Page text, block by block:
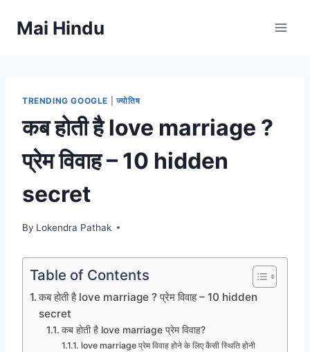
Mai Hindu
TRENDING GOOGLE ज्योतिष
कब होती है love marriage ?
प्रेम विवाह – 10 hidden
secret
By Lokendra Pathak
Table of Contents
कब होती है love marriage ? प्रेम विवाह – 10 hidden
secret
कब होती है love marriage प्रेम विवाह?
love marriage प्रेम विवाह होने के लिए कैसी स्थिति होनी